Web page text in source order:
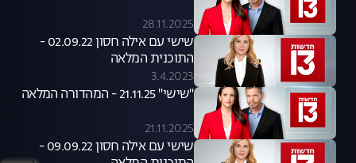
28.11.2025
שישי עם אילה חסון 02.09.22 -
התוכנית המלאה
3.4.2023
"שישי" 21.11.25 - המהדורה המלאה
21.11.2025
שישי עם אילה חסון 09.09.22 -